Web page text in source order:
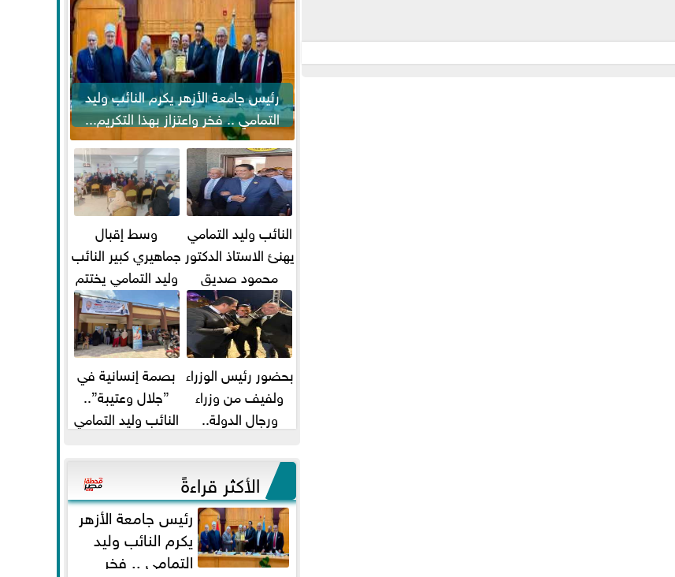
رئيس جامعة الأزهر يكرم النائب وليد
التمامي .. فخر واعتزاز بهذا التكريم...
النائب وليد التمامي
يهنئ الاستاذ الدكتور
محمود صديق
تكليفة قائم باعمال
...
وسط إقبال
جماهيري كبير النائب
وليد التمامي يختتم
أضخم قافلة طبية
مجانية...
بحضور رئيس الوزراء
ولفيف من وزراء
ورجال الدولة..
ومحمد...
بصمة إنسانية في
”جلال وعتيبة”..
النائب وليد التمامي
شيحة يداويان...
الأكثر قراءةً
رئيس جامعة الأزهر
يكرم النائب وليد
التمامي .. فخر